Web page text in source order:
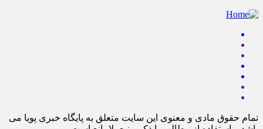
تمام حقوق مادی و معنوی این سایت متعلق به پایگاه خبری پویا می